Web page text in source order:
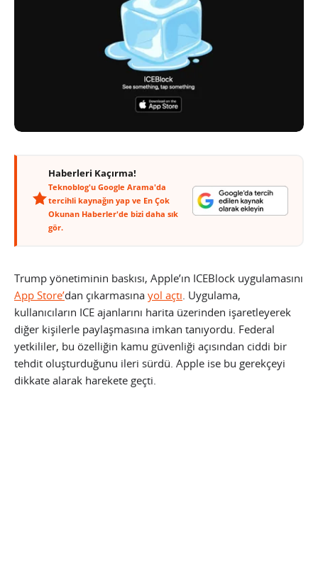
Haberleri Kaçırma!
Teknoblog'u Google Arama'da
tercihli kaynağın yap ve En Çok
Okunan Haberler'de bizi daha sık
gör.
Trump yönetiminin baskısı, Apple’ın ICEBlock uygulamasını
App Store’dan çıkarmasına yol açtı. Uygulama,
kullanıcıların ICE ajanlarını harita üzerinden işaretleyerek
diğer kişilerle paylaşmasına imkan tanıyordu. Federal
yetkililer, bu özelliğin kamu güvenliği açısından ciddi bir
tehdit oluşturduğunu ileri sürdü. Apple ise bu gerekçeyi
dikkate alarak harekete geçti.